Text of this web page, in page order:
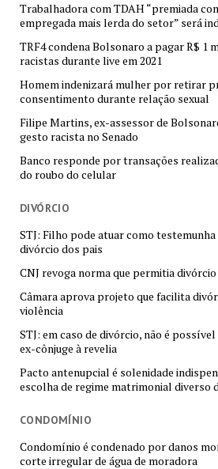
Trabalhadora com TDAH “premiada
empregada mais lerda do setor” será
TRF4 condena Bolsonaro a pagar R$ 1
racistas durante live em 2021
Homem indenizará mulher por retirar
consentimento durante relação sexual
Filipe Martins, ex-assessor de
gesto racista no Senado
Banco responde por transações
do roubo do celular
DIVÓRCIO
STJ: Filho pode atuar como
divórcio dos pais
CNJ revoga norma que permitia
Câmara aprova projeto que facilita
violência
STJ: em caso de divórcio, não é
ex-cônjuge à revelia
Pacto antenupcial é solenidade
escolha de regime matrimonial diverso
CONDOMÍNIO
Condomínio é condenado por danos
corte irregular de água de moradora